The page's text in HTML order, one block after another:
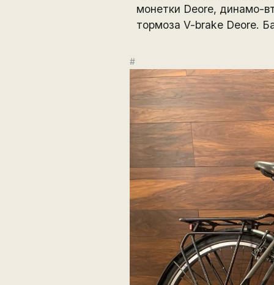
монетки Deore, динамо-
тормоза V-brake Deore.
#